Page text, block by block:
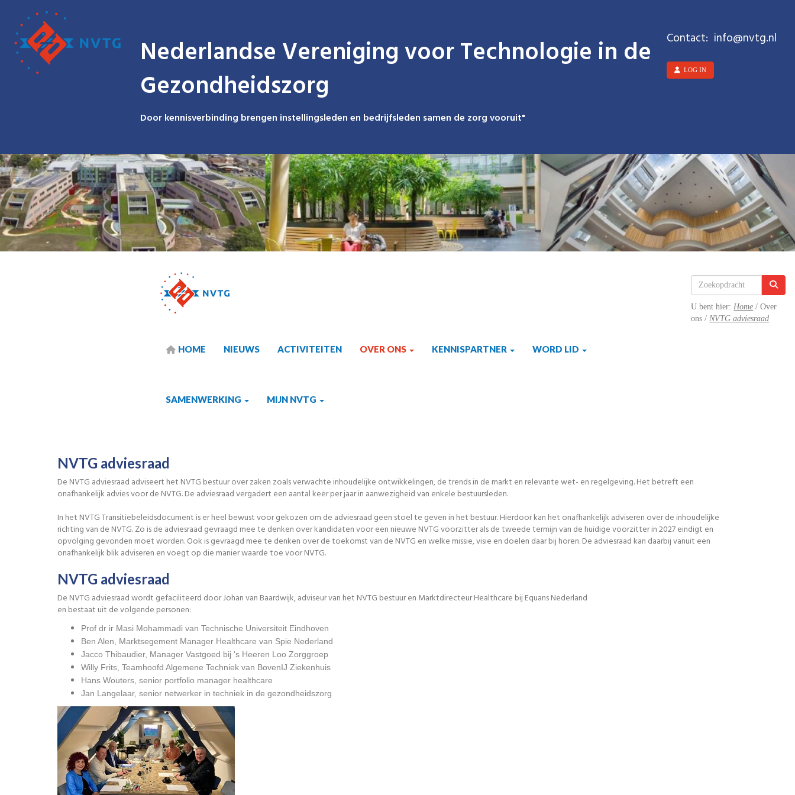
Nederlandse Vereniging voor Technologie in de
Gezondheidszorg
Door kennisverbinding brengen instellingsleden en bedrijfsleden samen de zorg vooruit"
Contact: ofni@nvtg.nl
LOG IN
HOME NIEUWS ACTIVITEITEN OVER ONS KENNISPARTNER WORD LID
SAMENWERKING MIJN NVTG
U bent hier:Home / Over
ons /NVTG adviesraad
NVTG adviesraad
De NVTG adviesraad adviseert het NVTG bestuur over zaken zoals verwachte inhoudelijke ontwikkelingen, de trends in de markt en relevante wet- en regelgeving. Het betreft een
onafhankelijk advies voor de NVTG. De adviesraad vergadert een aantal keer per jaar in aanwezigheid van enkele bestuursleden.
In het NVTG Transitiebeleidsdocument is er heel bewust voor gekozen om de adviesraad geen stoel te geven in het bestuur. Hierdoor kan het onafhankelijk adviseren over de inhoudelijke
richting van de NVTG. Zo is de adviesraad gevraagd mee te denken over kandidaten voor een nieuwe NVTG voorzitter als de tweede termijn van de huidige voorzitter in 2027 eindigt en
opvolging gevonden moet worden. Ook is gevraagd mee te denken over de toekomst van de NVTG en welke missie, visie en doelen daar bij horen. De adviesraad kan daarbij vanuit een
onafhankelijk blik adviseren en voegt op die manier waarde toe voor NVTG.
NVTG adviesraad
De NVTG adviesraad wordt gefaciliteerd door Johan van Baardwijk, adviseur van het NVTG bestuur en Marktdirecteur Healthcare bij Equans Nederland
en bestaat uit de volgende personen:
Prof dr ir Masi Mohammadi van Technische Universiteit Eindhoven
Ben Alen, Marktsegement Manager Healthcare van Spie Nederland
Jacco Thibaudier, Manager Vastgoed bij 's Heeren Loo Zorggroep
Willy Frits, Teamhoofd Algemene Techniek van BovenIJ Ziekenhuis
Hans Wouters, senior portfolio manager healthcare
Jan Langelaar, senior netwerker in techniek in de gezondheidszorg